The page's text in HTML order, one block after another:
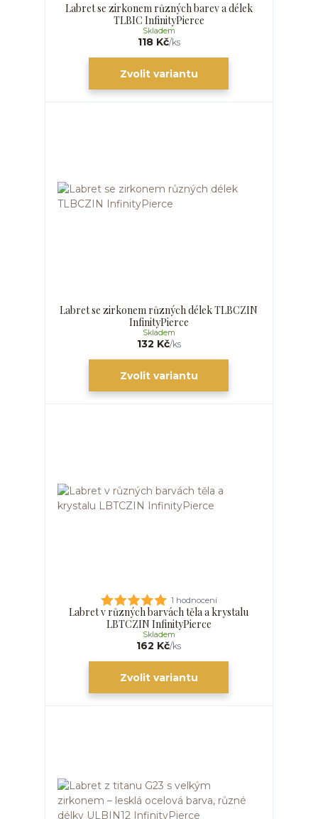
Labret se zirkonem různých barev a délek
TLBIC InfinityPierce
118 Kč/ks
Skladem
Zvolit variantu
Labret se zirkonem různých délek TLBCZIN
InfinityPierce
132 Kč/ks
Skladem
Zvolit variantu
1 hodnocení
Labret v různých barvách těla a krystalu
LBTCZIN InfinityPierce
162 Kč/ks
Skladem
Zvolit variantu